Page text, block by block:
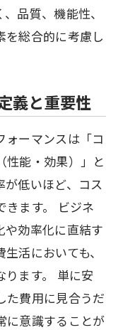
品質、機能性、
を総合的に考慮し
義と重要性
ォーマンスは「コ
性能・効果）」と
低いほど、コス
きます。 ビジネ
や効率化に直結す
活においても、
ます。 単に安
た費用に見合うだ
に意識することが